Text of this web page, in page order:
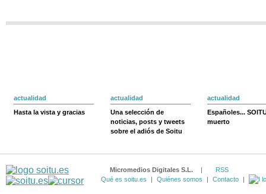
actualidad
Hasta la vista y gracias
actualidad
Una selección de
noticias, posts y tweets
sobre el adiós de Soitu
actualidad
Españoles...
muerto
Micromedios Digitales S.L. |
RSS
Qué es soitu.es
| Quiénes somos | Contacto |